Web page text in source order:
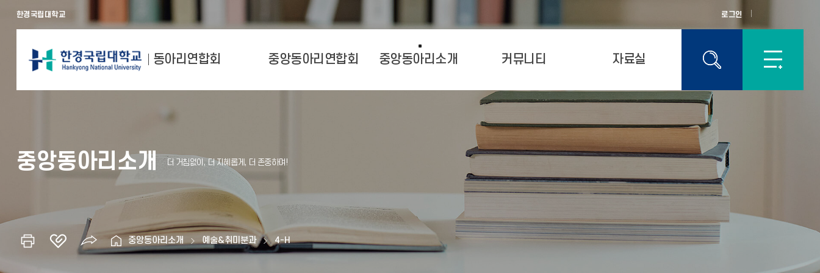
한경국립대학교 로그인
동아리연합회 중앙동아리연합회 중앙동아리소개 커뮤니티 자료실
중앙동아리소개
중앙동아리소개 예술&취미분과 4-H